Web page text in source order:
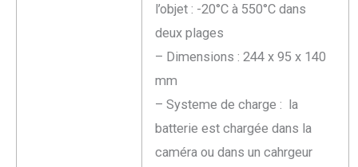
l’objet : -20°C à 550°C dans
deux plages
– Dimensions : 244 x 95 x 140
mm
– Systeme de charge : la
batterie est chargée dans la
caméra ou dans un cahrgeur